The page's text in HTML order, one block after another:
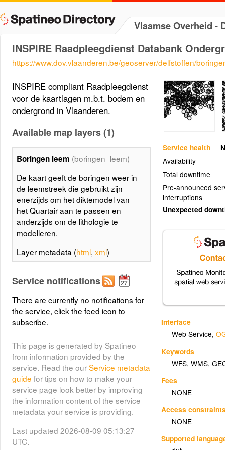
Vlaamse Overheid -
INSPIRE Raadpleegdienst Databank
https://www.dov.vlaanderen.be/geoserver/delfstoffen/
Service health
Availability
Total downtime
Pre-announced
interruptions
Unexpected
Interface
Web Service,
Keywords
WFS,WMS,
Fees
NONE
Access
NONE
Supported
INSPIRE compliant Raadpleegdienst
voor de kaartlagen m.b.t. bodem en
ondergrond in Vlaanderen.
Available map layers (1)
Boringen leem (boringen_leem)
De kaart geeft de boringen weer in
de leemstreek die gebruikt zijn
enerzijds om het diktemodel van
het Quartair aan te passen en
anderzijds om de lithologie te
modelleren.
Layer metadata (html,xml)
Service notifications
There are currently no notifications for
the service, click the feed icon to
subscribe.
This page is generated by Spatineo
from information provided by the
service. Read the ourService metadata
guide for tips on how to make your
service page look better by improving
the information content of the service
metadata your service is providing.
Last updated 2026-08-09 05:13:27
UTC.